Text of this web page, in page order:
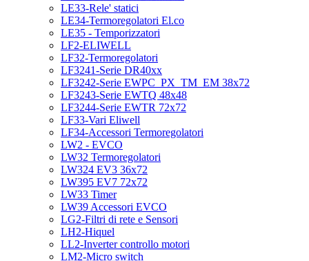
LE33-Rele' statici
LE34-Termoregolatori El.co
LE35 - Temporizzatori
LF2-ELIWELL
LF32-Termoregolatori
LF3241-Serie DR40xx
LF3242-Serie EWPC_PX_TM_EM 38x72
LF3243-Serie EWTQ 48x48
LF3244-Serie EWTR 72x72
LF33-Vari Eliwell
LF34-Accessori Termoregolatori
LW2 - EVCO
LW32 Termoregolatori
LW324 EV3 36x72
LW395 EV7 72x72
LW33 Timer
LW39 Accessori EVCO
LG2-Filtri di rete e Sensori
LH2-Hiquel
LL2-Inverter controllo motori
LM2-Micro switch